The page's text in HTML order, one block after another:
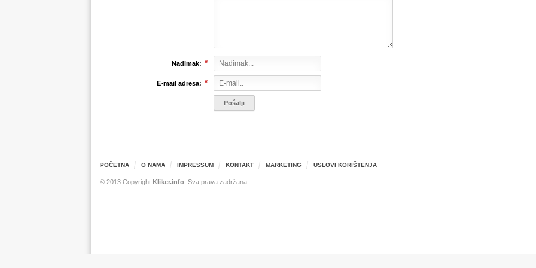
Nadimak: *
E-mail adresa: *
POČETNA O NAMA IMPRESSUM KONTAKT MARKETING USLOVI KORIŠTENJA
© 2013 Copyright Kliker.info . Sva prava zadržana.